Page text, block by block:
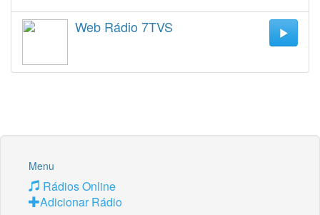
Web Rádio 7TVS
Menu
Rádios Online
Adicionar Rádio